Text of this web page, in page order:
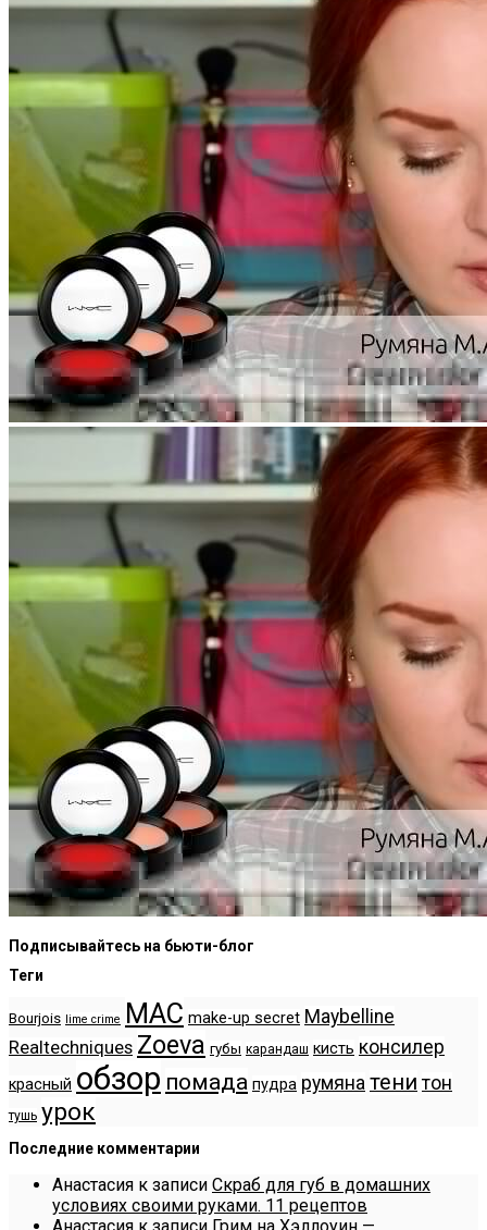
Подписывайтесь на бьюти-блог
Теги
Bourjois lime crime MAC make-up secret Maybelline
Realtechniques Zoeva губы карандаш кисть консилер
красный обзор помада пудра румяна тени тон
тушь урок
Последние комментарии
Анастасия к записи Скраб для губ в домашних
условиях своими руками. 11 рецептов
Анастасия к записи Грим на Хэллоуин —